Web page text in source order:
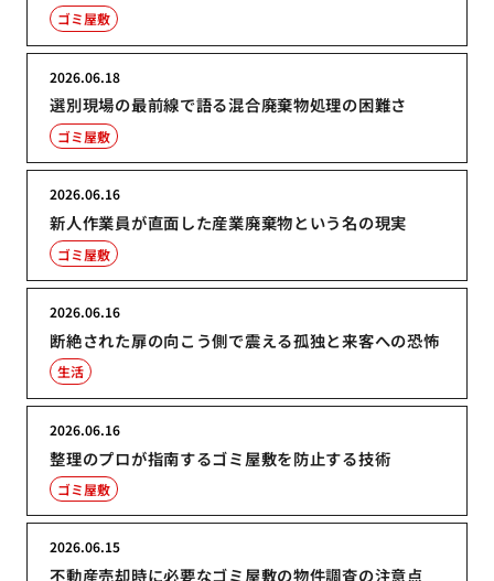
ゴミ屋敷
選別現場の最前線で語る混合廃棄物処理の困難さ
2026.06.18
ゴミ屋敷
新人作業員が直面した産業廃棄物という名の現実
2026.06.16
ゴミ屋敷
断絶された扉の向こう側で震える孤独と来客への恐怖
2026.06.16
生活
整理のプロが指南するゴミ屋敷を防止する技術
2026.06.16
ゴミ屋敷
不動産売却時に必要なゴミ屋敷の物件調査の注意点
2026.06.15